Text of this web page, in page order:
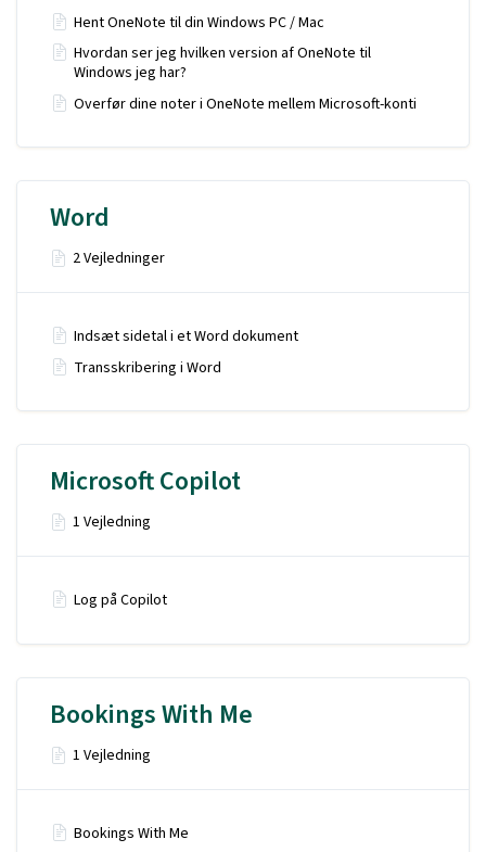
Hent OneNote til din Windows PC / Mac
Hvordan ser jeg hvilken version af OneNote til
Windows jeg har?
Overfør dine noter i OneNote mellem Microsoft-konti
Word
2 Vejledninger
Indsæt sidetal i et Word dokument
Transskribering i Word
Microsoft Copilot
1 Vejledning
Log på Copilot
Bookings With Me
1 Vejledning
Bookings With Me